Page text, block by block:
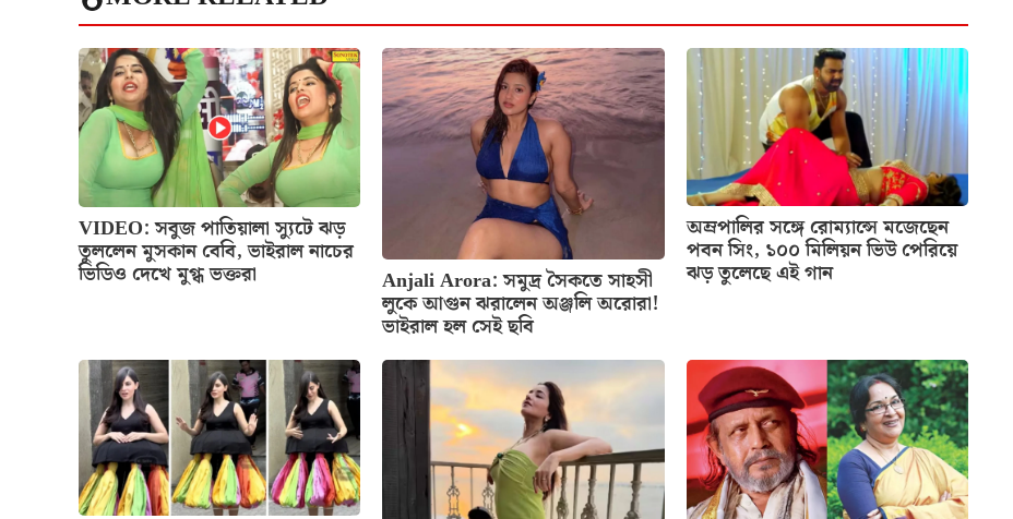
VIDEO: সবুজ পাতিয়ালা স্যুটে ঝড়
তুললেন মুসকান বেবি, ভাইরাল নাচের
ভিডিও দেখে মুগ্ধ ভক্তরা Anjali Arora: সমুদ্র সৈকতে সাহসী
লুকে আগুন ঝরালেন অঞ্জলি অরোরা!
ভাইরাল হল সেই ছবি
অম্রপালির সঙ্গে রোম্যান্সে মজেছেন
পবন সিং, ১০০ মিলিয়ন ভিউ পেরিয়ে
ঝড় তুলেছে এই গান